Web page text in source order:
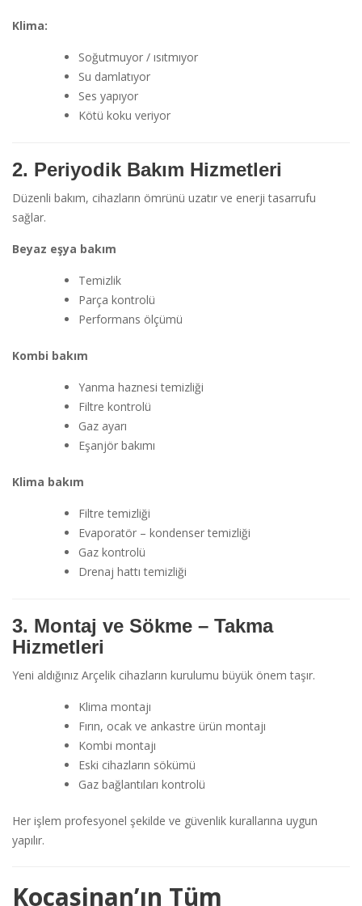
Klima:
Soğutmuyor / ısıtmıyor
Su damlatıyor
Ses yapıyor
Kötü koku veriyor
2. Periyodik Bakım Hizmetleri
Düzenli bakım, cihazların ömrünü uzatır ve enerji tasarrufu
sağlar.
Beyaz eşya bakım
Temizlik
Parça kontrolü
Performans ölçümü
Kombi bakım
Yanma haznesi temizliği
Filtre kontrolü
Gaz ayarı
Eşanjör bakımı
Klima bakım
Filtre temizliği
Evaporatör – kondenser temizliği
Gaz kontrolü
Drenaj hattı temizliği
3. Montaj ve Sökme – Takma
Hizmetleri
Yeni aldığınız Arçelik cihazların kurulumu büyük önem taşır.
Klima montajı
Fırın, ocak ve ankastre ürün montajı
Kombi montajı
Eski cihazların sökümü
Gaz bağlantıları kontrolü
Her işlem profesyonel şekilde ve güvenlik kurallarına uygun
yapılır.
Kocasinan’ın Tüm